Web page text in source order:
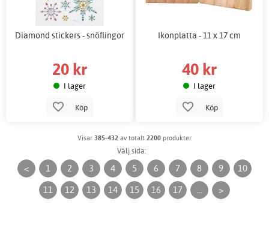
Diamond stickers - snöflingor
20 kr
I lager
Köp
Ikonplatta - 11 x 17 cm
40 kr
I lager
Köp
Visar 385-432 av totalt 2200 produkter
Välj sida:
< 1 2 3 4 5 6 7 8 9
10
11
12 13 14 15 16 17 ... >